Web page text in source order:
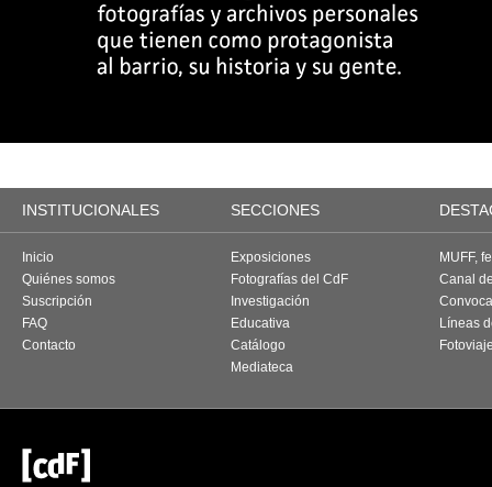
INSTITUCIONALES SECCIONES
Inicio
Quiénes somos
Suscripción
FAQ
Contacto
Exposiciones
Fotografías del CdF
Investigación
Educativa
Catálogo
Mediateca
MUFF,
Canal
Líneas